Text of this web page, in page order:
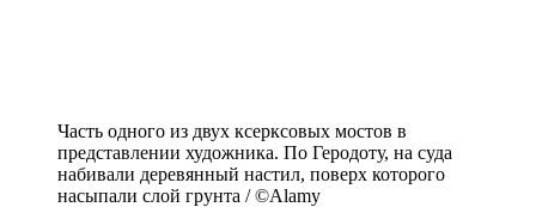
Часть одного из двух ксерксовых мостов в
представлении художника. По Геродоту, на суда
набивали деревянный настил, поверх которого
насыпали слой грунта / ©Alamy